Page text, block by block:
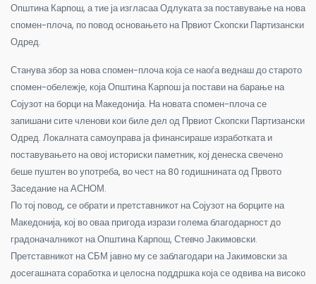
Општина Карпош, а тие ја изгласаа Одлуката за поставување на нова
спомен-плоча, по повод основањето на Првиот Скопски Партизански
Одред.
Станува збор за нова спомен-плоча која се наоѓа веднаш до старото
спомен-обележје, која Општина Карпош ја постави на барање на
Сојузот на борци на Македонија. На новата спомен-плоча се
запишани сите членови кои биле дел од Првиот Скопски Партизански
Одред. Локалната самоуправа ја финансираше изработката и
поставувањето на овој историски паметник, кој денеска свечено
беше пуштен во употреба, во чест на 80 годишнината од Првото
Заседание на АСНОМ.
По тој повод, се обрати и претставникот на Сојузот на борците на
Македонија, кој во оваа пригода изрази голема благодарност до
градоначалникот на Општина Карпош, Стевчо Јакимовски.
Претставникот на СБМ јавно му се заблагодари на Јакимовски за
досегашната соработка и целосна поддршка која се одвива на високо